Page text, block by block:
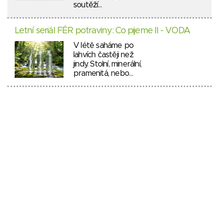
soutěží…
Letní seriál FÉR potraviny: Co pijeme II - VODA
V létě saháme po
lahvích častěji než
jindy. Stolní, minerální,
pramenitá, nebo…